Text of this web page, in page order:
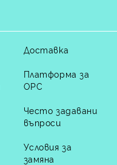
Доставка
Платформа за
ОРС
Често задавани
въпроси
Условия за
замяна